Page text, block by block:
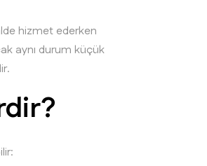
hizmet ederken
aynı durum küçük